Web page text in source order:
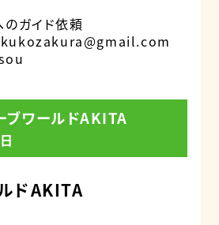
ガイド依頼
ブワールドAKITA
ドAKITA